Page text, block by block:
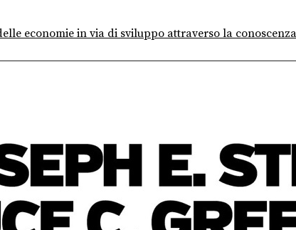
economie in via di sviluppo attraverso la